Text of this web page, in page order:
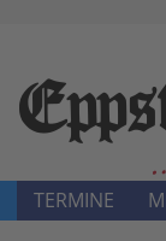
TERMINE